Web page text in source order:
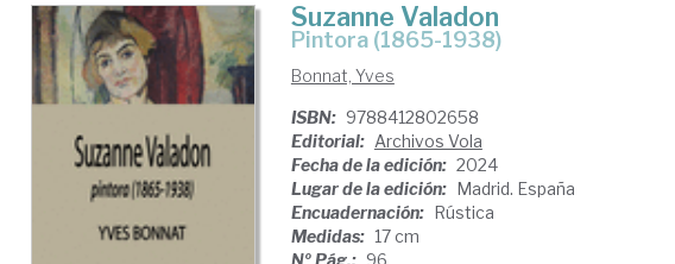
Suzanne Valadon
pintora (1865-1938)
Bonnat, Yves
ISBN: 9788412802658
Editorial: Archivos Vola
Fecha de la edición: 2024
Lugar de la edición: Madrid. España
Encuadernación: Rústica
Medidas: 17 cm
Nº Pág.: 96